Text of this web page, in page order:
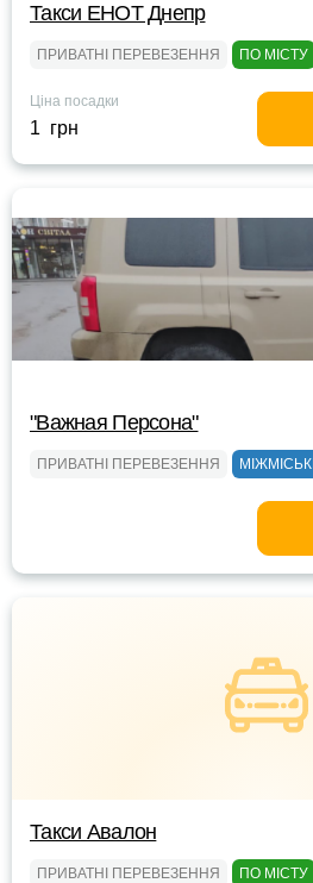
Такси ЕНОТ Днепр
ПРИВАТНІ ПЕРЕВЕЗЕННЯ ПО МІСТУ
Ціна посадки
1 грн
"Важная Персона"
ПРИВАТНІ ПЕРЕВЕЗЕННЯ МІЖМІСЬКІ
Такси Авалон
ПРИВАТНІ ПЕРЕВЕЗЕННЯ ПО МІСТУ